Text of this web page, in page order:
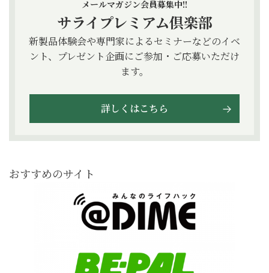
メールマガジン会員募集中!!
サライプレミアム倶楽部
新製品体験会や専門家によるセミナーなどのイベ
ント、プレゼント企画にご参加・ご応募いただけ
ます。
詳しくはこちら
おすすめのサイト